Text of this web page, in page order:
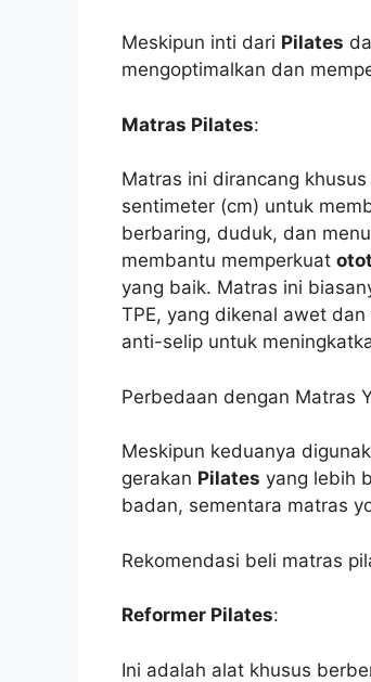
Meskipun inti dari Pilates
mengoptimalkan dan
Matras Pilates:
Matras ini dirancang
sentimeter (cm) untuk
berbaring, duduk, dan
membantu memperkuat
yang baik. Matras ini
TPE, yang dikenal awet
anti-selip untuk
Perbedaan dengan Matras
Meskipun keduanya
gerakan Pilates yang lebih
badan, sementara matras
Rekomendasi beli matras
Reformer Pilates:
Ini adalah alat khusus